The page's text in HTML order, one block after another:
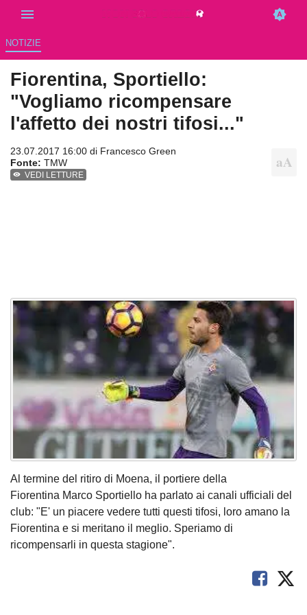
NOTIZIE
Fiorentina, Sportiello:
"Vogliamo ricompensare
l'affetto dei nostri tifosi..."
23.07.2017 16:00 di Francesco Green
Fonte: TMW
VEDI LETTURE
Al termine del ritiro di Moena, il portiere della
Fiorentina Marco Sportiello ha parlato ai canali ufficiali del
club: "E' un piacere vedere tutti questi tifosi, loro amano la
Fiorentina e si meritano il meglio. Speriamo di
ricompensarli in questa stagione".